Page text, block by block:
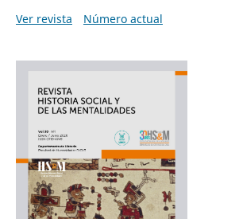
Ver revista
Número actual